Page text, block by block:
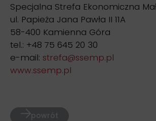
Specjalna Strefa Ekonomiczna
ul. Papieża Jana Pawła II 11A
58-400 Kamienna Góra
tel.: +48 75 645 20 30
e-mail: strefa@ssemp.pl
www.ssemp.pl
powrót